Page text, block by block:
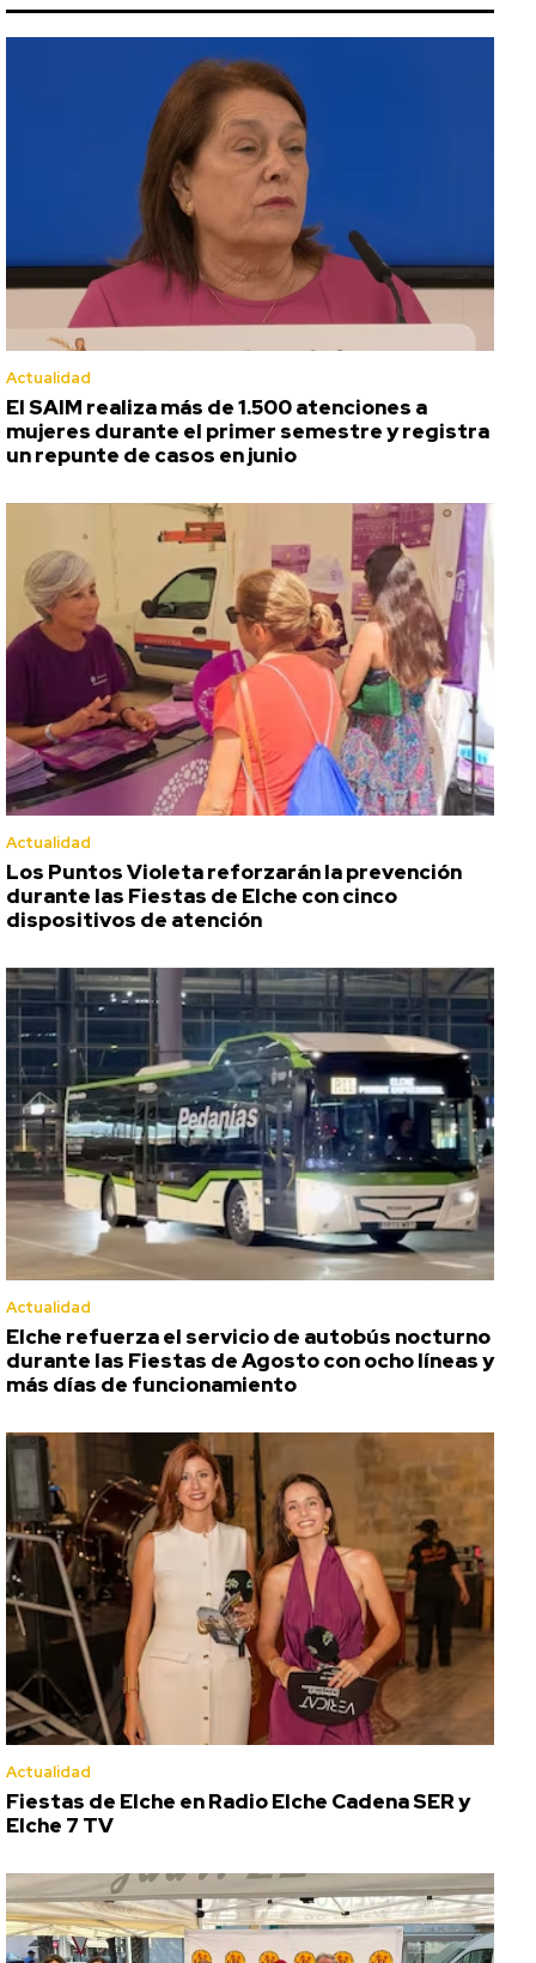
Actualidad
El SAIM realiza más de 1.500 atenciones a
mujeres durante el primer semestre y registra
un repunte de casos en junio
Actualidad
Los Puntos Violeta reforzarán la prevención
durante las Fiestas de Elche con cinco
dispositivos de atención
Actualidad
Elche refuerza el servicio de autobús nocturno
durante las Fiestas de Agosto con ocho líneas y
más días de funcionamiento
Actualidad
Fiestas de Elche en Radio Elche Cadena SER y
Elche 7 TV